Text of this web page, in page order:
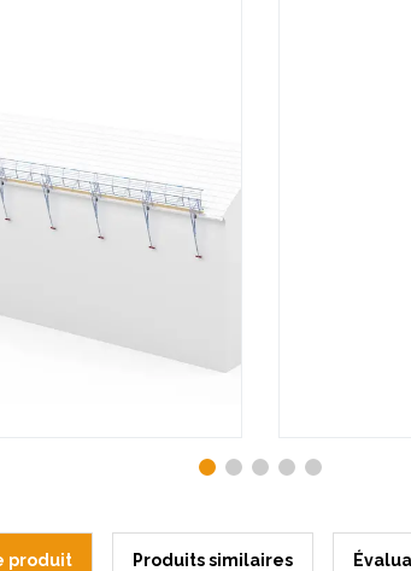
produit Produits similaires